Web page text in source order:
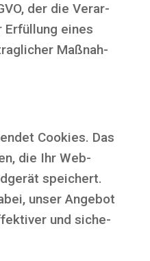
der die Ver­ar­
Erfül­lung eines
Maß­nah­
Coo­kies. Das
die Ihr Web­
spei­chert.
unser Ange­bot
und siche­